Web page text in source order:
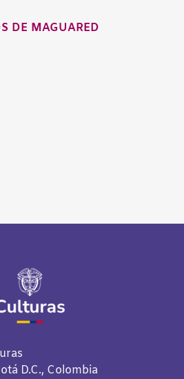
DE MAGUARED
D.C., Colombia